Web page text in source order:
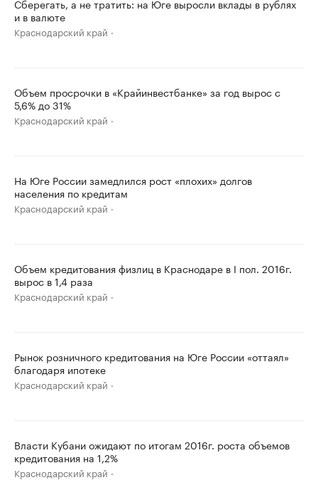
Сберегать, а не тратить: на Юге выросли вклады в рублях
и в валюте
Краснодарский край
Объем просрочки в «Крайинвестбанке» за год вырос с
5,6% до 31%
Краснодарский край
На Юге России замедлился рост «плохих» долгов
населения по кредитам
Краснодарский край
Объем кредитования физлиц в Краснодаре в I пол. 2016г.
вырос в 1,4 раза
Краснодарский край
Рынок розничного кредитования на Юге России «оттаял»
благодаря ипотеке
Краснодарский край
Власти Кубани ожидают по итогам 2016г. роста объемов
кредитования на 1,2%
Краснодарский край